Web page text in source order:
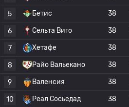
5 Бетис 38
6 Сельта Виго 38
7 Хетафе 38
8 Райо Вальекано 38
9 Валенсия 38
10 Реал Сосьедад 38